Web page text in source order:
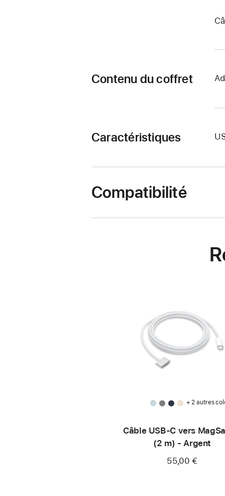
Contenu du coffret
Caractéristiques
Compatibilité
+ 2 autres
Câble USB-C vers
(2 m) - Argent
55,00 €